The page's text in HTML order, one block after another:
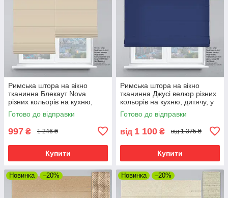
Римська штора на вікно
тканинна Блекаут Nova
різних кольорів на кухню,
дитячу, у спальню
Готово до відправки
997 ₴ 1 246 ₴
Купити
Римська штора на вікно
тканинна Джусі велюр різних
кольорів на кухню, дитячу, у
спальню
Готово до відправки
від 1 100 ₴ від 1 375 ₴
Купити
Новинка –20% Новинка –20%